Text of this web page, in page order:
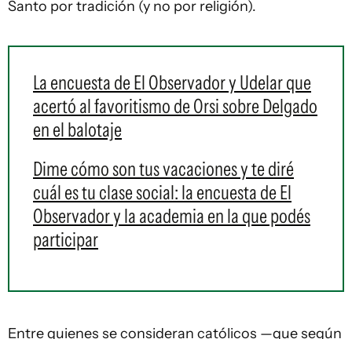
Santo por tradición (y no por religión).
La encuesta de El Observador y Udelar que
acertó al favoritismo de Orsi sobre Delgado
en el balotaje
Dime cómo son tus vacaciones y te diré
cuál es tu clase social: la encuesta de El
Observador y la academia en la que podés
participar
Entre quienes se consideran católicos —que según